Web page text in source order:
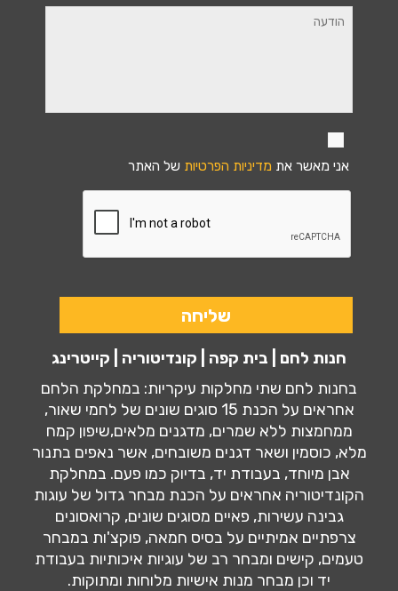
אני מאשר את מדיניות הפרטיות של האתר
חנות לחם | בית קפה | קונדיטוריה | קייטרינג
בחנות לחם שתי מחלקות עיקריות: במחלקת הלחם
אחראים על הכנת 15 סוגים שונים של לחמי שאור,
ממחמצות ללא שמרים, מדגנים מלאים,שיפון קמח
מלא, כוסמין ושאר דגנים משובחים, אשר נאפים בתנור
אבן מיוחד, בעבודת יד, בדיוק כמו פעם. במחלקת
הקונדיטוריה אחראים על הכנת מבחר גדול של עוגות
גבינה עשירות, פאיים מסוגים שונים, קרואסונים
צרפתיים אמיתיים על בסיס חמאה, פוקצ'ות במבחר
טעמים, קישים ומבחר רב של עוגיות איכותיות בעבודת
יד וכן מבחר מנות אישיות מלוחות ומתוקות.